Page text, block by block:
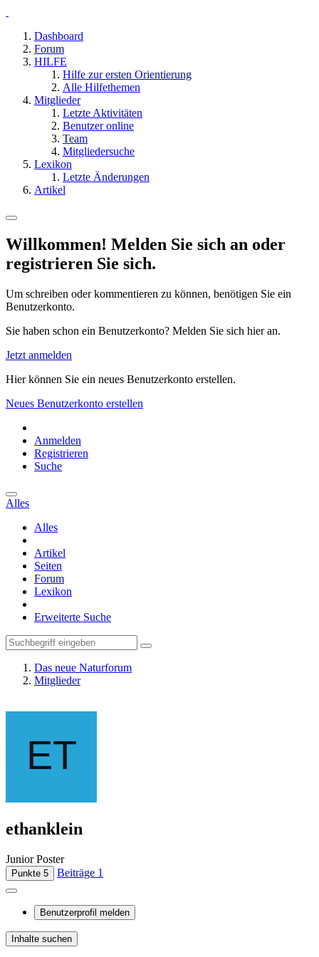
Dashboard
Forum
HILFE
Hilfe zur ersten Orientierung
Alle Hilfethemen
Mitglieder
Letzte Aktivitäten
Benutzer online
Team
Mitgliedersuche
Lexikon
Letzte Änderungen
Artikel
Willkommen! Melden Sie sich an oder
registrieren Sie sich.
Um schreiben oder kommentieren zu können, benötigen Sie ein
Benutzerkonto.
Sie haben schon ein Benutzerkonto? Melden Sie sich hier an.
Jetzt anmelden
Hier können Sie ein neues Benutzerkonto erstellen.
Neues Benutzerkonto erstellen
Anmelden
Registrieren
Suche
Alles
Alles
Artikel
Seiten
Forum
Lexikon
Erweiterte Suche
Das neue Naturforum
Mitglieder
ethanklein
Junior Poster
Punkte 5 Beiträge 1
Benutzerprofil melden
Inhalte suchen